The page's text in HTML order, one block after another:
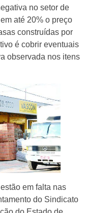
no setor de
até 20% o preço
construídas por
é cobrir eventuais
observada nos itens
em falta nas
do Sindicato